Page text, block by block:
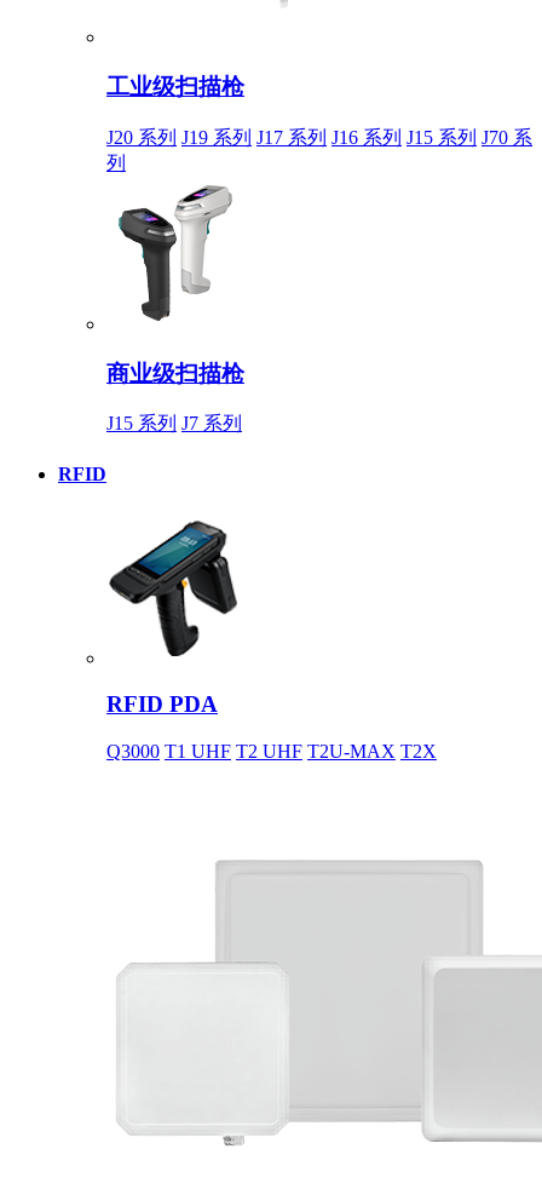
工业级扫描枪
J20 系列 J19 系列 J17 系列 J16 系列 J15 系列 J70 系
列
商业级扫描枪
J15 系列 J7 系列
RFID
RFID PDA
Q3000 T1 UHF T2 UHF T2U-MAX T2X